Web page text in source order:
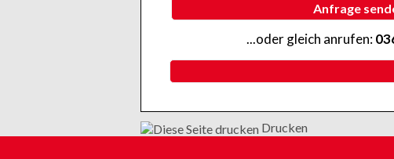
Anfrage
...oder gleich anrufen:
Drucken